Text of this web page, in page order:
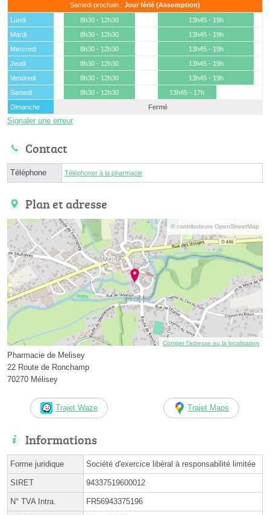
Samedi prochain : Jour férié (Assomption)
Lundi 8h30 - 12h30
13h45 - 19h
Mardi
8h30 - 12h30
13h45 - 19h
Mercredi
8h30 - 12h30
13h45 - 19h
Jeudi
8h30 - 12h30
13h45 - 19h
Vendredi
8h30 - 12h30
13h45 - 19h
Samedi
8h30 - 12h30
13h45 - 17h
Dimanche
Fermé
Signaler une erreur
Contact
Téléphone Téléphoner à la pharmacie
Plan et adresse
© contributeurs OpenStreetMap
Corriger l’adresse ou la localisation
Pharmacie de Melisey
22 Route de Ronchamp
70270 Mélisey
Trajet Waze Trajet Maps
Informations
Forme juridique Société d'exercice libéral à responsabilité limitée
SIRET 94337519600012
N° TVA Intra. FR56943375196